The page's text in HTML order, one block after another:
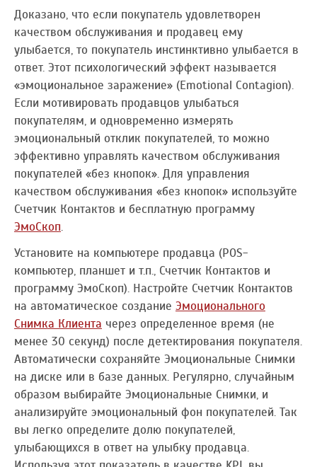
Доказано, что если покупатель удовлетворен
качеством обслуживания и продавец ему
улыбается, то покупатель инстинктивно улыбается в
ответ. Этот психологический эффект называется
«эмоциональное заражение» (Emotional Contagion).
Если мотивировать продавцов улыбаться
покупателям, и одновременно измерять
эмоциональный отклик покупателей, то можно
эффективно управлять качеством обслуживания
покупателей «без кнопок». Для управления
качеством обслуживания «без кнопок» используйте
Счетчик Контактов и бесплатную программу
ЭмоСкоп.
Установите на компьютере продавца (POS-
компьютер, планшет и т.п., Счетчик Контактов и
программу ЭмоСкоп). Настройте Счетчик Контактов
на автоматическое создание Эмоционального
Снимка Клиента через определенное время (не
менее 30 секунд) после детектирования покупателя.
Автоматически сохраняйте Эмоциональные Снимки
на диске или в базе данных. Регулярно, случайным
образом выбирайте Эмоциональные Снимки, и
анализируйте эмоциональный фон покупателей. Так
вы легко определите долю покупателей,
улыбающихся в ответ на улыбку продавца.